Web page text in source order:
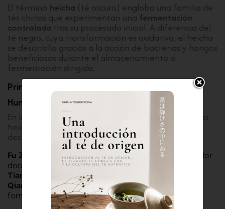
El término heicha (té oscuro) engloba una familia de
tés chinos que experimentan una fermentación
controlada tras su procesado inicial. A diferencia del
té negro, cuya transformación es oxidativa, el heicha
se desarrolla gracias a la acción de bacterias y hongos
beneficiosos durante el almacenamiento o
fermentación dirigida.
Principales heichas de China
Hunan Hei Cha
En la provincia de
se producen algunos de los
heichas más representativos de China. Entre ellos
destacan:
Fu Zhuan
, famoso por la presencia de la llamada “flor
dorada” (Eurotium cristatum).
Tian Jian
, de perfil más seco y estructurado.
Qian Liang
, tradicionalmente prensado en grandes
formatos para envejecimiento.